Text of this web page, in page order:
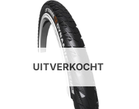
UITVERKOCHT